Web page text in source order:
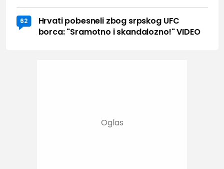
62
Hrvati pobesneli zbog srpskog UFC
borca: "Sramotno i skandalozno!" VIDEO